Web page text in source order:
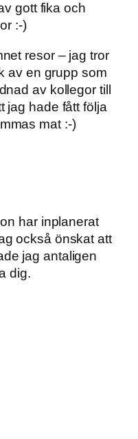
gott fika och
:-)
resor – jag tror
av en grupp som
av kollegor till
jag hade fått följa
mat :-)
har inplanerat
också önskat att
jag antaligen
dig.